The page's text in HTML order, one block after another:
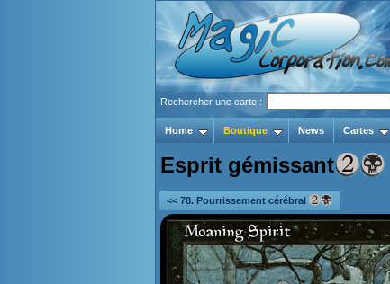
Rechercher une carte :
Home Boutique News Cartes
Esprit gémissant
<< 78. Pourrissement cérébral